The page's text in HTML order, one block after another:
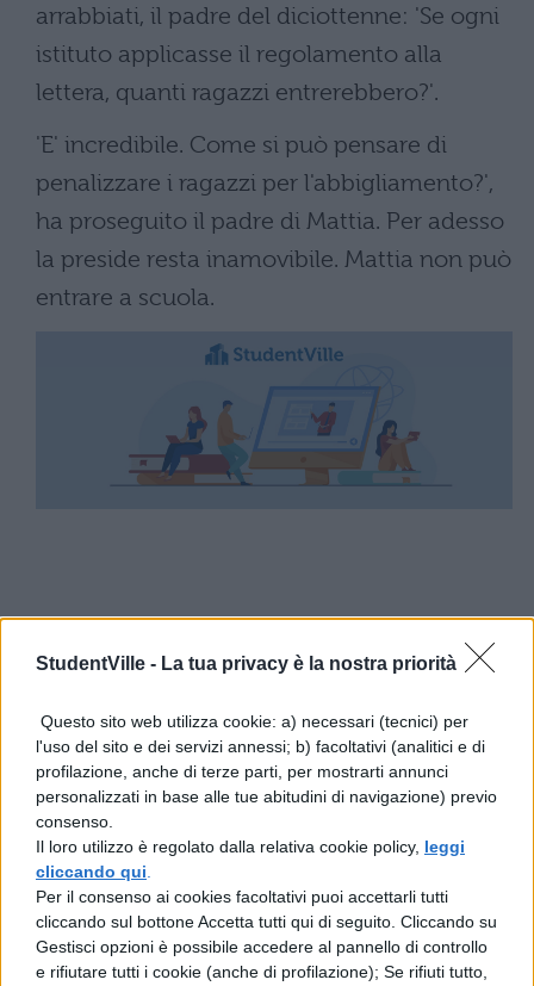
StudentVille - La tua privacy è la nostra priorità
Questo sito web utilizza cookie: a) necessari (tecnici) per
l'uso del sito e dei servizi annessi; b) facoltativi (analitici e di
profilazione, anche di terze parti, per mostrarti annunci
personalizzati in base alle tue abitudini di navigazione) previo
consenso.
Il loro utilizzo è regolato dalla relativa cookie policy, leggi
cliccando qui
Per il consenso ai cookies facoltativi puoi accettarli tutti
cliccando sul bottone Accetta tutti qui di seguito. Cliccando su
Gestisci opzioni è possibile accedere al pannello di controllo
e rifiutare tutti i cookie (anche di profilazione); Se rifiuti tutto,
arrabbiati, il padre del diciottenne: 'Se ogni
istituto applicasse il regolamento alla
lettera, quanti ragazzi entrerebbero?'.
'E' incredibile. Come si può pensare di
penalizzare i ragazzi per l'abbigliamento?',
ha proseguito il padre di Mattia. Per adesso
la preside resta inamovibile. Mattia non può
entrare a scuola.
(function(d, s, id) { var js, fjs =
d.getElementsByTagName(s)[0]; if
(d.getElementById(id)) return; js =
d.createElement(s); js.id = id; js.src =
“//connect.facebook.net/en_US/sdk.js#xfb
ml=1&version=v2.3”;
fjs.parentNode.insertBefore(js, fjs);}